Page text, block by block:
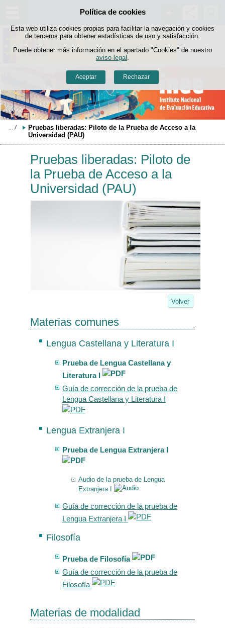
Política de cookies
Esta web utiliza cookies propias para facilitar la navegación y cookies
de terceros para obtener estadísticas de uso y satisfacción.
Puede obtener más información en el apartado "Cookies" de nuestro
aviso legal
Aceptar Rechazar
Saltar al contenido
Pruebas liberadas: Piloto de la Prueba de Acceso a la
Universidad (PAU)
Pruebas liberadas: Piloto de
la Prueba de Acceso a la
Universidad (PAU)
Volver
Materias comunes
Lengua Castellana y Literatura I
Prueba de Lengua Castellana y
Literatura I
Guía de corrección de la prueba de
Lengua Castellana y Literatura I
Lengua Extranjera I
Prueba de Lengua Extranjera I
Audio de la prueba de Lengua
Extranjera I
Guía de corrección de la prueba de
Lengua Extranjera I
Filosofía
Prueba de Filosofía
Guía de corrección de la prueba de
Filosofía
Materias de modalidad